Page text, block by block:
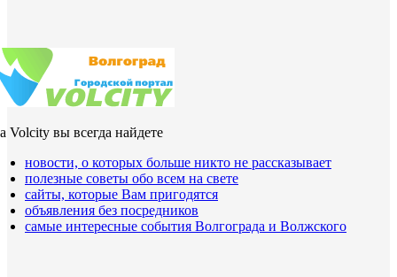
Volcity вы всегда найдете
новости, о которых больше никто не рассказывает
полезные советы обо всем на свете
сайты, которые Вам пригодятся
объявления без посредников
самые интересные события Волгограда и Волжского